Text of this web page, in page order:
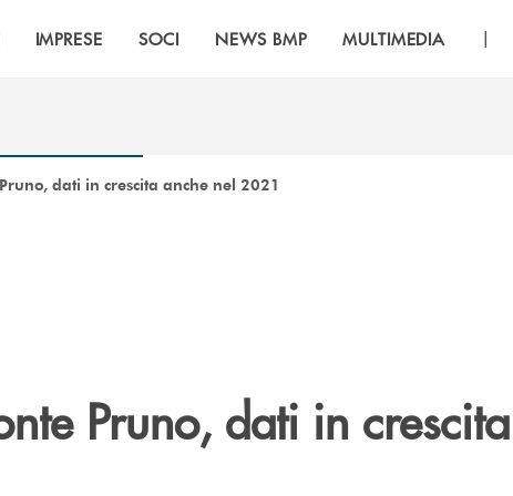
IMPRESE SOCI NEWS BMP MULTIMEDIA |
dati in crescita anche nel 2021
Pruno, dati in